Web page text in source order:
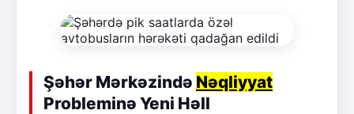
Şəhər Mərkəzində Nəqliyyat
Probleminə Yeni Həll